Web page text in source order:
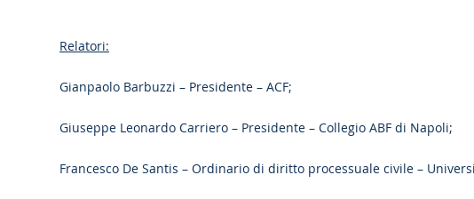
Relatori:
Gianpaolo Barbuzzi – Presidente – ACF;
Giuseppe Leonardo Carriero – Presidente – Collegio ABF di Napoli;
Francesco De Santis – Ordinario di diritto processuale civile –